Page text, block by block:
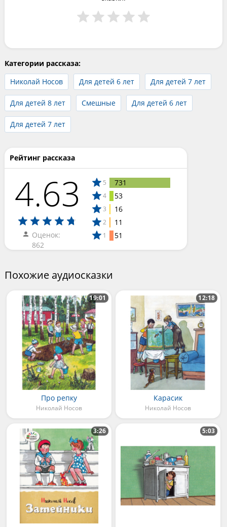
Категории рассказа:
Николай Носов
Для детей 6 лет Для детей 7 лет
Для детей 8 лет Смешные Для детей 6 лет
Для детей 7 лет
Рейтинг рассказа
4.63
Оценок:
862
5 731
4 53
3 16
2 11
1 51
Похожие аудиосказки
Про репку
Николай Носов
19:01
Карасик
Николай Носов
12:18
3:26 5:03